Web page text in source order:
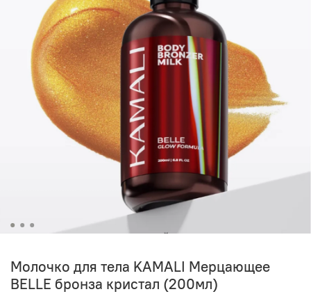
Молочко для тела KAMALI Мерцающее
BELLE бронза кристал (200мл)